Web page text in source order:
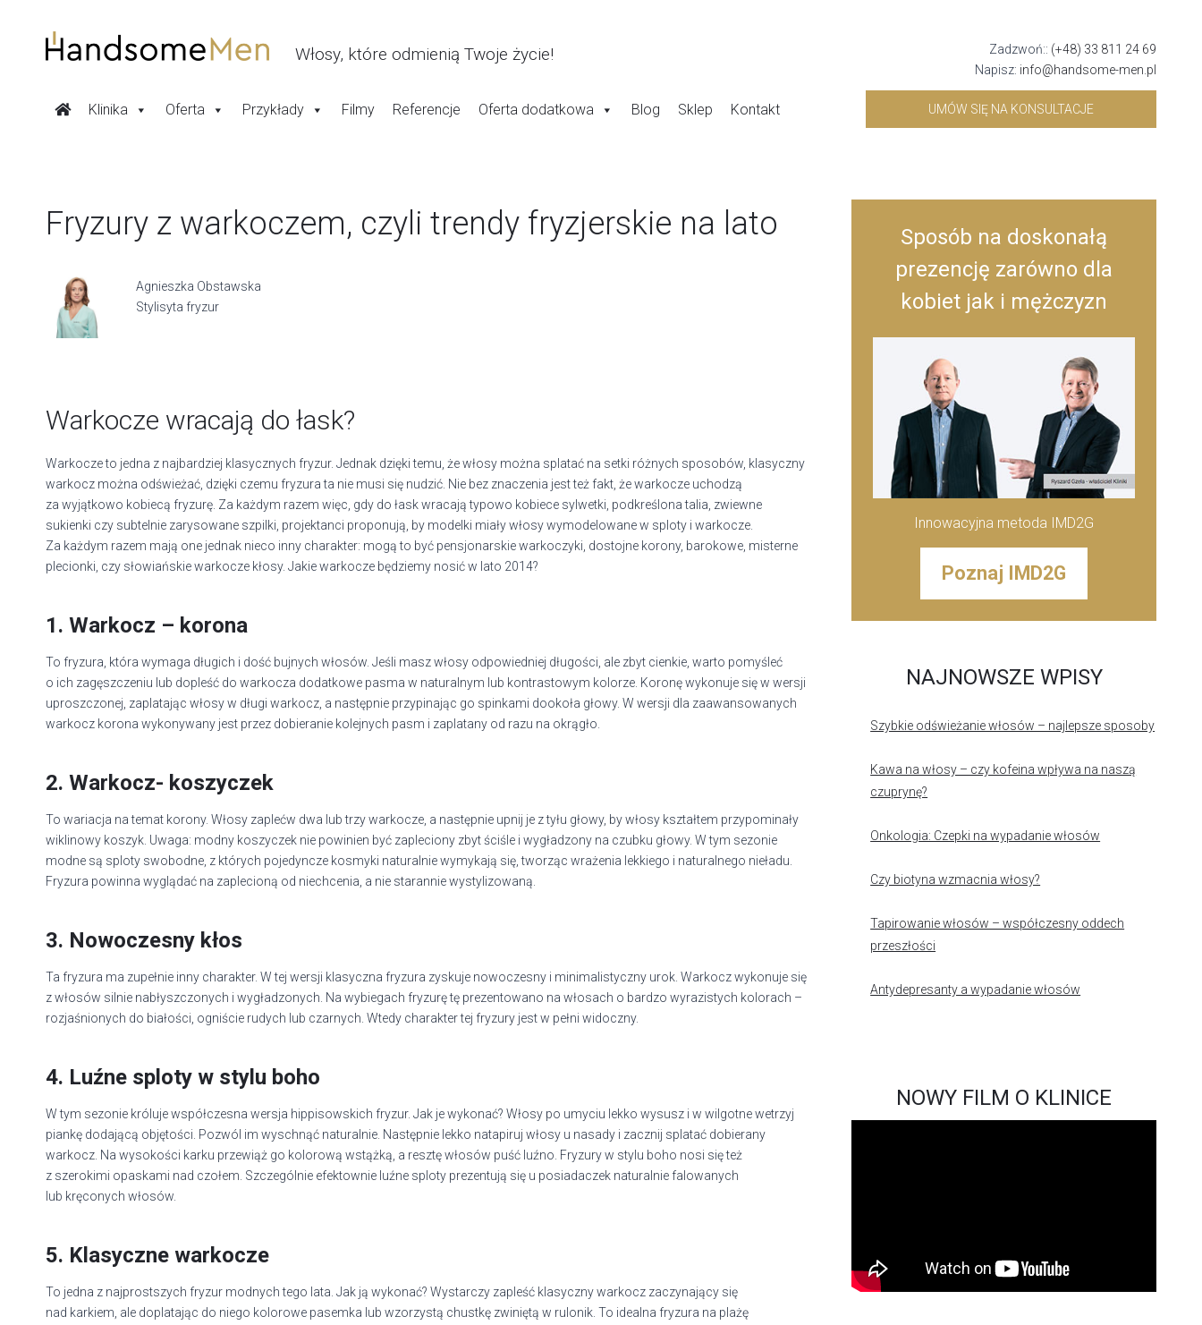
Włosy, które odmienią Twoje życie! Zadzwoń:: (+48) 33 811 24 69
Napisz: info@handsome-men.pl
Klinika Oferta Przykłady Filmy Referencje Oferta dodatkowa Blog Sklep Kontakt UMÓW SIĘ NA KONSULTACJE
Fryzury z warkoczem, czyli trendy fryzjerskie na lato
Agnieszka Obstawska
Stylisyta fryzur
Warkocze wracają do łask?
Warkocze to jedna z najbardziej klasycznych fryzur. Jednak dzięki temu, że włosy można splatać na setki różnych sposobów, klasyczny
warkocz można odświeżać, dzięki czemu fryzura ta nie musi się nudzić. Nie bez znaczenia jest też fakt, że warkocze uchodzą
za wyjątkowo kobiecą fryzurę. Za każdym razem więc, gdy do łask wracają typowo kobiece sylwetki, podkreślona talia, zwiewne
sukienki czy subtelnie zarysowane szpilki, projektanci proponują, by modelki miały włosy wymodelowane w sploty i warkocze.
Za każdym razem mają one jednak nieco inny charakter: mogą to być pensjonarskie warkoczyki, dostojne korony, barokowe, misterne
plecionki, czy słowiańskie warkocze kłosy. Jakie warkocze będziemy nosić w lato 2014?
1. Warkocz – korona
To fryzura, która wymaga długich i dość bujnych włosów. Jeśli masz włosy odpowiedniej długości, ale zbyt cienkie, warto pomyśleć
o ich zagęszczeniu lub dopleść do warkocza dodatkowe pasma w naturalnym lub kontrastowym kolorze. Koronę wykonuje się w wersji
uproszczonej, zaplatając włosy w długi warkocz, a następnie przypinając go spinkami dookoła głowy. W wersji dla zaawansowanych
warkocz korona wykonywany jest przez dobieranie kolejnych pasm i zaplatany od razu na okrągło.
2. Warkocz- koszyczek
To wariacja na temat korony. Włosy zaplećw dwa lub trzy warkocze, a następnie upnij je z tyłu głowy, by włosy kształtem przypominały
wiklinowy koszyk. Uwaga: modny koszyczek nie powinien być zapleciony zbyt ściśle i wygładzony na czubku głowy. W tym sezonie
modne są sploty swobodne, z których pojedyncze kosmyki naturalnie wymykają się, tworząc wrażenia lekkiego i naturalnego nieładu.
Fryzura powinna wyglądać na zaplecioną od niechcenia, a nie starannie wystylizowaną.
3. Nowoczesny kłos
Ta fryzura ma zupełnie inny charakter. W tej wersji klasyczna fryzura zyskuje nowoczesny i minimalistyczny urok. Warkocz wykonuje się
z włosów silnie nabłyszczonych i wygładzonych. Na wybiegach fryzurę tę prezentowano na włosach o bardzo wyrazistych kolorach –
rozjaśnionych do białości, ogniście rudych lub czarnych. Wtedy charakter tej fryzury jest w pełni widoczny.
4. Luźne sploty w stylu boho
W tym sezonie króluje współczesna wersja hippisowskich fryzur. Jak je wykonać? Włosy po umyciu lekko wysusz i w wilgotne wetrzyj
piankę dodającą objętości. Pozwól im wyschnąć naturalnie. Następnie lekko natapiruj włosy u nasady i zacznij splatać dobierany
warkocz. Na wysokości karku przewiąż go kolorową wstążką, a resztę włosów puść luźno. Fryzury w stylu boho nosi się też
z szerokimi opaskami nad czołem. Szczególnie efektownie luźne sploty prezentują się u posiadaczek naturalnie falowanych
lub kręconych włosów.
5. Klasyczne warkocze
To jedna z najprostszych fryzur modnych tego lata. Jak ją wykonać? Wystarczy zapleść klasyczny warkocz zaczynający się
nad karkiem, ale doplatając do niego kolorowe pasemka lub wzorzystą chustkę zwiniętą w rulonik. To idealna fryzura na plażę
Sposób na doskonałą
prezencję zarówno dla
kobiet jak i mężczyzn
Innowacyjna metoda IMD2G
Poznaj IMD2G
NAJNOWSZE WPISY
Szybkie odświeżanie włosów – najlepsze sposoby
Kawa na włosy – czy kofeina wpływa na naszą
czuprynę?
Onkologia: Czepki na wypadanie włosów
Czy biotyna wzmacnia włosy?
Tapirowanie włosów – współczesny oddech
przeszłości
Antydepresanty a wypadanie włosów
NOWY FILM O KLINICE